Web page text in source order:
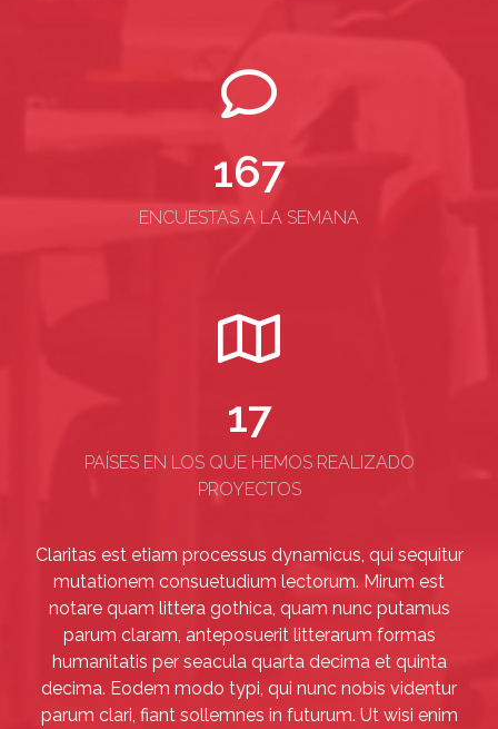
167
ENCUESTAS A LA SEMANA
17
PAÍSES EN LOS QUE HEMOS REALIZADO
PROYECTOS
Claritas est etiam processus dynamicus, qui sequitur
mutationem consuetudium lectorum. Mirum est
notare quam littera gothica, quam nunc putamus
parum claram, anteposuerit litterarum formas
humanitatis per seacula quarta decima et quinta
decima. Eodem modo typi, qui nunc nobis videntur
parum clari, fiant sollemnes in futurum. Ut wisi enim